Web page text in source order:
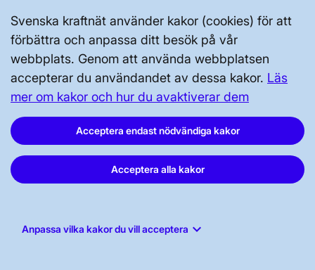
Svenska kraftnät använder kakor (cookies) för att
förbättra och anpassa ditt besök på vår
webbplats. Genom att använda webbplatsen
accepterar du användandet av dessa kakor. Läs
mer om kakor och hur du avaktiverar dem
Acceptera endast nödvändiga kakor
Acceptera alla kakor
Anpassa vilka kakor du vill acceptera keyboard_arrow_down
Svenska kraftnät, Box 1200, 172 24
Sundbyberg
Tel: 010-475 80 00
Org.nr: 202100-4284
LinkedIn